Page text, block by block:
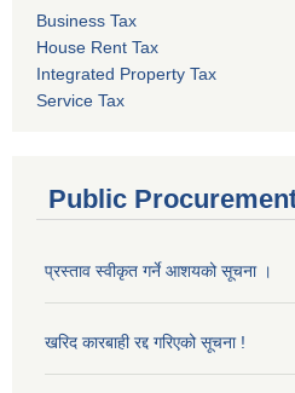
Business Tax
House Rent Tax
Integrated Property Tax
Service Tax
Public
प्रस्ताव स्वीकृत गर्ने आशयको सूचना ।
खरिद कारबाही रद्द गरिएको सूचना !